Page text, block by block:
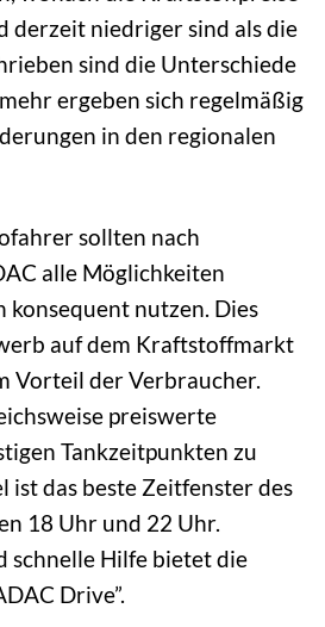
derzeit niedriger sind als die
sind die Unterschiede
ergeben sich regelmäßig
in den regionalen
sollten nach
alle Möglichkeiten
konsequent nutzen. Dies
auf dem Kraftstoffmarkt
Vorteil der Verbraucher.
preiswerte
Tankzeitpunkten zu
ist das beste Zeitfenster des
18 Uhr und 22 Uhr.
schnelle Hilfe bietet die
Drive”.